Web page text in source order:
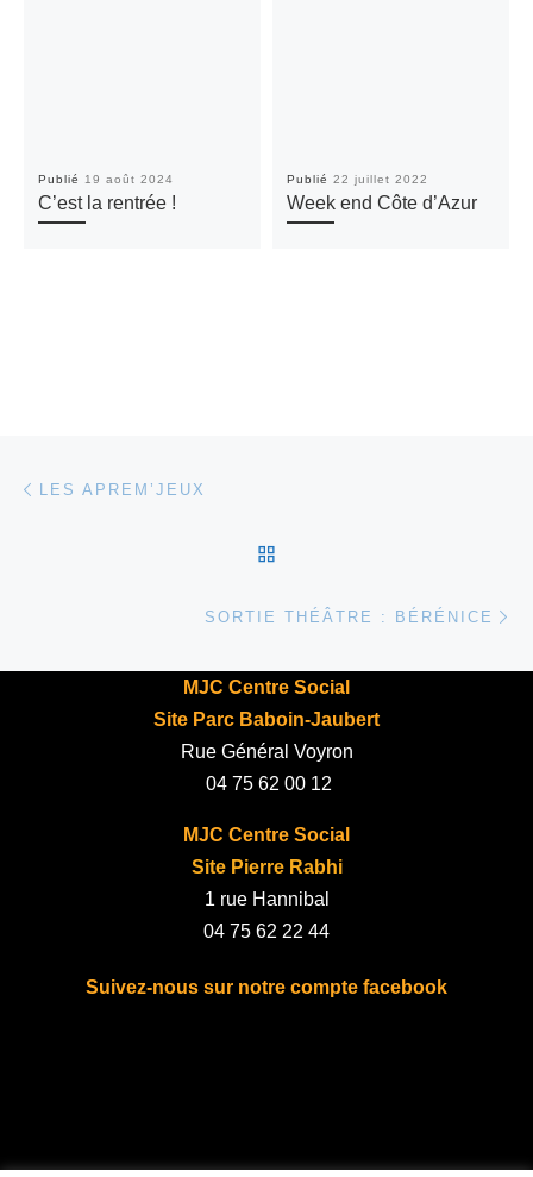
Publié 19 août 2024
C’est la rentrée !
Publié 22 juillet 2022
Week end Côte d’Azur
Parcourir les articles
LES APREM’JEUX
SORTIE THÉÂTRE : BÉRÉNICE
MJC Centre Social
Site Parc Baboin-Jaubert
Rue Général Voyron
04 75 62 00 12
MJC Centre Social
Site Pierre Rabhi
1 rue Hannibal
04 75 62 22 44
Suivez-nous sur notre compte facebook